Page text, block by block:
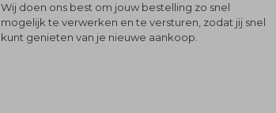
Wij doen ons best om jouw bestelling zo snel
mogelijk te verwerken en te versturen, zodat jij snel
kunt genieten van je nieuwe aankoop.